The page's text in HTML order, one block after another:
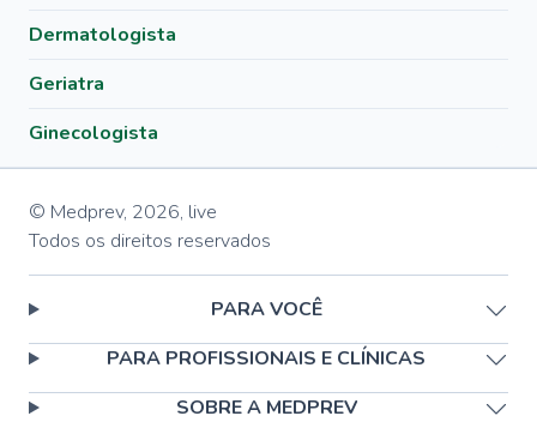
Dermatologista
Geriatra
Ginecologista
© Medprev, 2026, live
Todos os direitos reservados
PARA VOCÊ
PARA PROFISSIONAIS E CLÍNICAS
SOBRE A MEDPREV